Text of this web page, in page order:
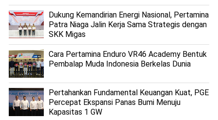
Dukung Kemandirian Energi Nasional, Pertamina
Patra Niaga Jalin Kerja Sama Strategis dengan
SKK Migas
Cara Pertamina Enduro VR46 Academy Bentuk
Pembalap Muda Indonesia Berkelas Dunia
Pertahankan Fundamental Keuangan Kuat, PGE
Percepat Ekspansi Panas Bumi Menuju
Kapasitas 1 GW